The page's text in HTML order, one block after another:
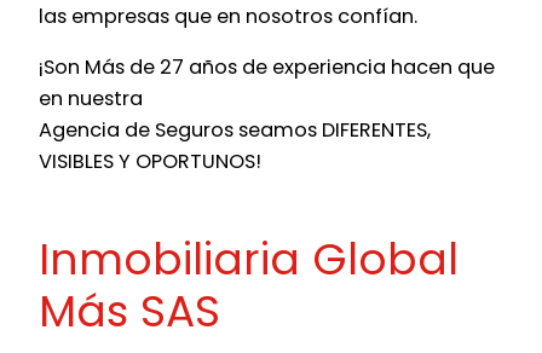
las empresas que en nosotros confían.
¡Son Más de 27 años de experiencia hacen que
en nuestra
Agencia de Seguros seamos DIFERENTES,
VISIBLES Y OPORTUNOS!
Inmobiliaria Global
Más SAS